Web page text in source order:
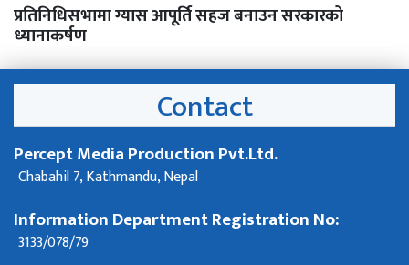
प्रतिनिधिसभामा ग्यास आपूर्ति सहज बनाउन सरकारको
ध्यानाकर्षण
Contact
Percept Media Production Pvt.Ltd.
Chabahil 7, Kathmandu, Nepal
Information Department Registration No:
3133/078/79